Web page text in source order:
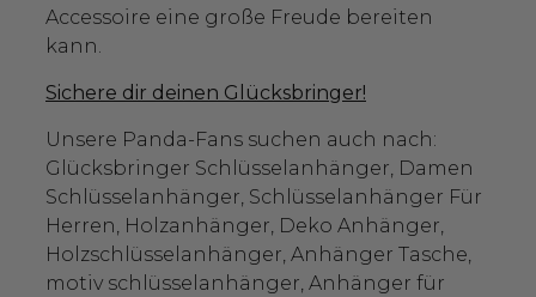
Accessoire eine große Freude bereiten
kann.
Sichere dir deinen Glücksbringer!
Unsere Panda-Fans suchen auch nach:
Glücksbringer Schlüsselanhänger, Damen
Schlüsselanhänger, Schlüsselanhänger Für
Herren, Holzanhänger, Deko Anhänger,
Holzschlüsselanhänger, Anhänger Tasche,
motiv schlüsselanhänger, Anhänger für